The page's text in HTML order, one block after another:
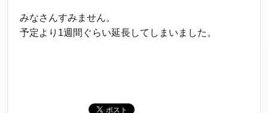
みなさんすみません。
予定より1週間ぐらい延長してしまいました。